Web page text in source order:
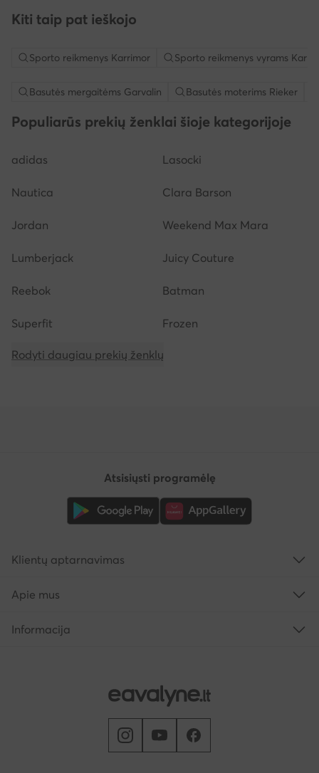
Kiti taip pat ieškojo
Sporto reikmenys Karrimor Sporto reikmenys vyrams
Basutės mergaitėms Garvalin Basutės moterims Rieker
Populiarūs prekių ženklai šioje kategorijoje
adidas Lasocki
Nautica Clara Barson
Jordan Weekend Max Mara
Lumberjack Juicy Couture
Reebok Batman
Superfit Frozen
Rodyti daugiau prekių ženklų
Atsisiųsti programėlę
Klientų aptarnavimas
Apie mus
Informacija